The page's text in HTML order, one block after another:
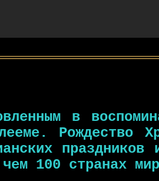
в
Рождество
чем 100 странах